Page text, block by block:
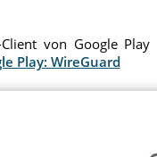
von Google Play
Play: WireGuard